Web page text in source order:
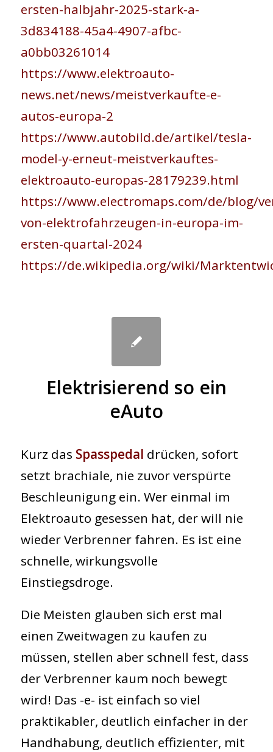
ersten-halbjahr-2025-stark-a-
3d834188-45a4-4907-afbc-
a0bb03261014
https://www.elektroauto-
news.net/news/meistverkaufte-e-
autos-europa-2
https://www.autobild.de/artikel/tesla-
model-y-erneut-meistverkauftes-
elektroauto-europas-28179239.html
https://www.electromaps.com/de/blog/
von-elektrofahrzeugen-in-europa-im-
ersten-quartal-2024
https://de.wikipedia.org/wiki/
Elektrisierend so ein
eAuto
Kurz das Spasspedal drücken, sofort
setzt brachiale, nie zuvor verspürte
Beschleunigung ein. Wer einmal im
Elektroauto gesessen hat, der will nie
wieder Verbrenner fahren. Es ist eine
schnelle, wirkungsvolle
Einstiegsdroge.
Die Meisten glauben sich erst mal
einen Zweitwagen zu kaufen zu
müssen, stellen aber schnell fest, dass
der Verbrenner kaum noch bewegt
wird! Das -e- ist einfach so viel
praktikabler, deutlich einfacher in der
Handhabung, deutlich effizienter, mit